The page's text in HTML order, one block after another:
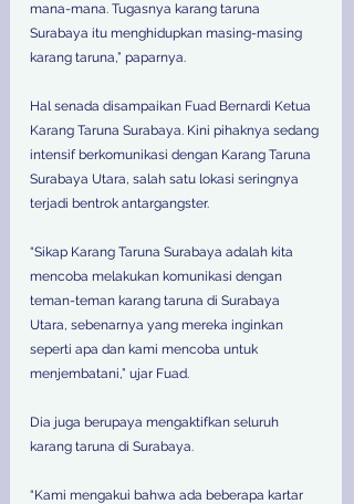
mana-mana. Tugasnya karang taruna
Surabaya itu menghidupkan masing-masing
karang taruna,” paparnya.
Hal senada disampaikan Fuad Bernardi Ketua
Karang Taruna Surabaya. Kini pihaknya sedang
intensif berkomunikasi dengan Karang Taruna
Surabaya Utara, salah satu lokasi seringnya
terjadi bentrok antargangster.
“Sikap Karang Taruna Surabaya adalah kita
mencoba melakukan komunikasi dengan
teman-teman karang taruna di Surabaya
Utara, sebenarnya yang mereka inginkan
seperti apa dan kami mencoba untuk
menjembatani,” ujar Fuad.
Dia juga berupaya mengaktifkan seluruh
karang taruna di Surabaya.
“Kami mengakui bahwa ada beberapa kartar